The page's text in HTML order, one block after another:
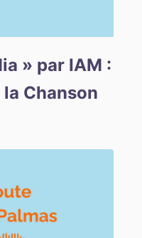
» par IAM :
Chanson